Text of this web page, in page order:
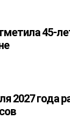
45-
2027 года